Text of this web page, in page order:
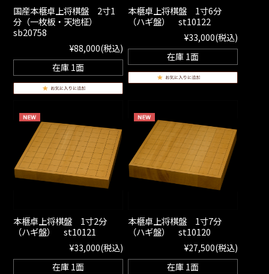
国産本榧卓上将棋盤 2寸1
分（一枚板・天地柾）
sb20758
¥88,000(税込)
在庫 1面
本榧卓上将棋盤 1寸6分
（ハギ盤） st10122
¥33,000(税込)
在庫 1面
本榧卓上将棋盤 1寸2分
（ハギ盤） st10121
¥33,000(税込)
在庫 1面
本榧卓上将棋盤 1寸7分
（ハギ盤） st10120
¥27,500(税込)
在庫 1面